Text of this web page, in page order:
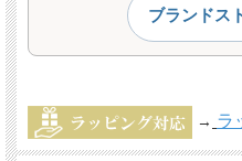
ブランドス
→ ラ